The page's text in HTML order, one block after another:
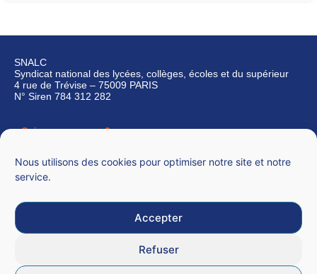
Nous utilisons des cookies pour optimiser notre site et notre
service.
Accepter
Refuser
SNALC
Syndicat national des lycées, collèges, écoles et du supérieur
4 rue de Trévise – 75009 PARIS
N° Siren 784 312 282
Qui sommes-nous ?
CGU